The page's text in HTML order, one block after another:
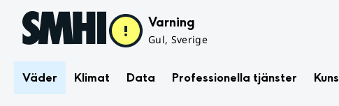
Hoppa till sidans innehåll Varning
Gul, Sverige
Väder Klimat Data Professionella tjänster